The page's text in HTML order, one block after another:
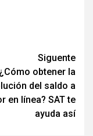
Siguente
¿Cómo obtener la
del saldo a
en línea? SAT te
ayuda así